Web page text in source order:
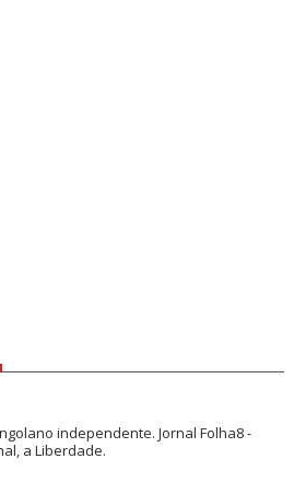
independente.Jornal Folha8 -
a Liberdade.